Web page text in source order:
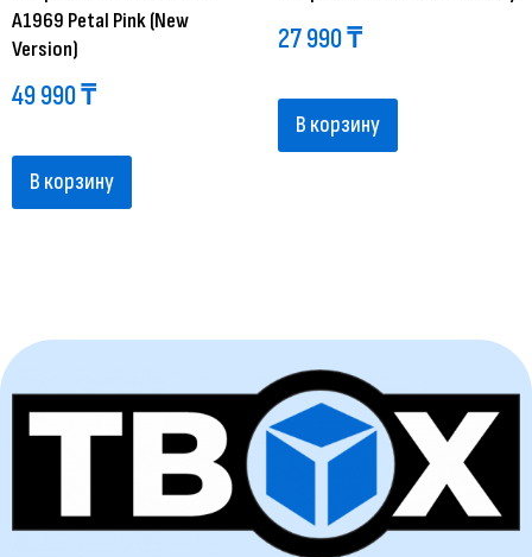
A1969 Petal Pink (New
Version)
49 990₸
В корзину
27 990₸
В корзину